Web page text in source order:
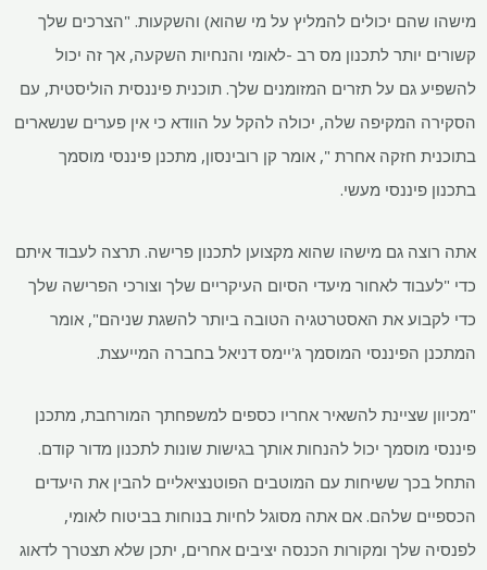
מישהו שהם יכולים להמליץ ​​על מי שהוא) והשקעות. "הצרכים שלך
קשורים יותר לתכנון מס רב -לאומי והנחיות השקעה, אך זה יכול
להשפיע גם על תזרים המזומנים שלך. תוכנית פיננסית הוליסטית, עם
הסקירה המקיפה שלה, יכולה להקל על הוודא כי אין פערים שנשארים
בתוכנית חזקה אחרת ", אומר קן רובינסון, מתכנן פיננסי מוסמך
בתכנון פיננסי מעשי.
אתה רוצה גם מישהו שהוא מקצוען לתכנון פרישה. תרצה לעבוד איתם
כדי "לעבוד לאחור מיעדי הסיום העיקריים שלך וצורכי הפרישה שלך
כדי לקבוע את האסטרטגיה הטובה ביותר להשגת שניהם", אומר
המתכנן הפיננסי המוסמך ג'יימס דניאל בחברה המייעצת.
"מכיוון שציינת להשאיר אחריו כספים למשפחתך המורחבת, מתכנן
פיננסי מוסמך יכול להנחות אותך בגישות שונות לתכנון מדור קודם.
התחל בכך ששיחות עם המוטבים הפוטנציאליים להבין את היעדים
הכספיים שלהם. אם אתה מסוגל לחיות בנוחות בביטוח לאומי,
לפנסיה שלך ומקורות הכנסה יציבים אחרים, יתכן שלא תצטרך לדאוג